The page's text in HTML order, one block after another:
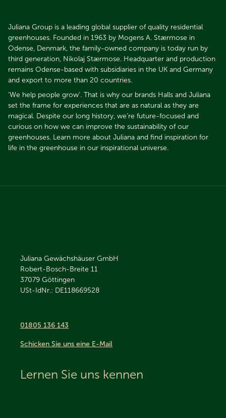
Juliana Group is a leading global supplier of quality residential
greenhouses. Founded in 1963 by Mogens A. Stærmose in
Odense, Denmark, the family-owned company is today run by
third generation, Nikolaj Stærmose. Headquarter and production
remains Odense-based with subsidiaries in the UK and Germany
and export to more than 20 countries.
’We help people grow’. That is why our brands Halls and Juliana
set the frame for experiences that are as natural as they are
magical. Despite our long history, we’re future-focused and
curious on how we can improve the sustainability of our
greenhouses. Learn more about Juliana and find inspiration for
life in the greenhouse in our inspirational universe.
Juliana Gewächshäuser GmbH
Robert-Bosch-Breite 11
37079 Göttingen
USt-IdNr.: DE118669528
01805 136 143
Schicken Sie uns eine E-Mail
Lernen Sie uns kennen